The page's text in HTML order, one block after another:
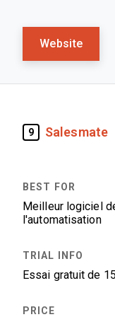
Website
9 Salesmate
Meilleur logiciel
l'automatisation
Essai gratuit de